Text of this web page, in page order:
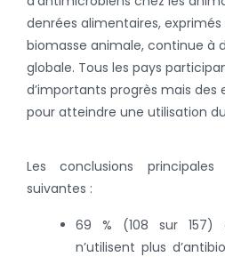
denrées alimentaires,
biomasse animale, continue à
globale. Tous les pays
d’importants progrès mais
pour atteindre une utilisation
Les conclusions
suivantes :
69 % (108 sur 157)
n’utilisent plus